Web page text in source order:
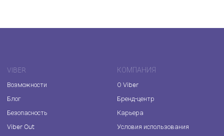
VIBER
Возможности
Блог
Безопасность
Viber Out
КОМПАНИЯ
О Viber
Бренд-центр
Карьера
Условия использования